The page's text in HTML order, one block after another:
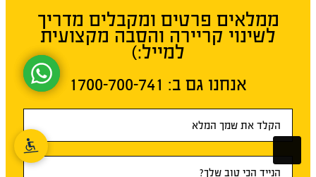
ממלאים פרטים ומקבלים מדריך
לשינוי קריירה והסבה מקצועית
למייל:)
אנחנו גם ב:​ 1700-700-741
ראשי